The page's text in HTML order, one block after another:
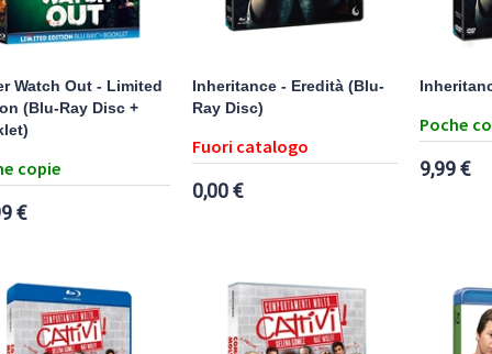
Watch Out - Limited
(Blu-Ray Disc +
copie
€
Inheritance - Eredità (Blu-
Ray Disc)
Fuori catalogo
0,00 €
Poche
9,99 €